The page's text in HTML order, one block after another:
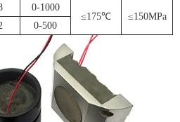
0-1000
≤175℃
≤150MPa
0-500